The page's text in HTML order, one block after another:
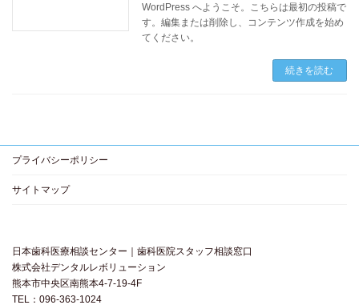
WordPress へようこそ。こちらは最初の投稿で
す。編集または削除し、コンテンツ作成を始め
てください。
続きを読む
プライバシーポリシー
サイトマップ
日本歯科医療相談センター｜歯科医院スタッフ相談窓口
株式会社デンタルレボリューション
熊本市中央区南熊本4-7-19-4F
TEL：096-363-1024